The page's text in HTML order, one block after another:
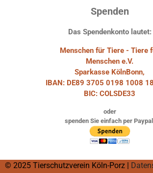
Spenden
Das Spendenkonto lautet:
Menschen für Tiere - Tiere
Menschen e.V.
Sparkasse KölnBonn,
IBAN: DE89 3705 0198 1008
BIC: COLSDE33
oder
spenden Sie einfach per
© 2025 Tierschutzverein Köln-Porz |